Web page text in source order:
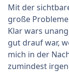
Mit der
große
Klar wars
gut drauf war,
mich in der
zumindest